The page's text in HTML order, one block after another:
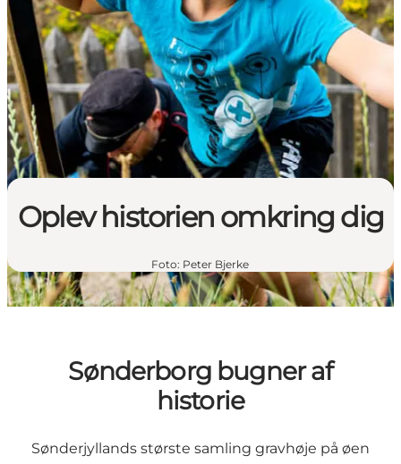
Overnatning
Det Sker
Planlæg din tur
Oplev historien omkring dig
Foto: Peter Bjerke
Sønderborg bugner af
historie
Sønderjyllands største samling gravhøje på øen